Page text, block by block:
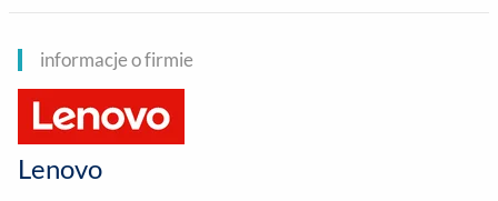
informacje o firmie
Lenovo